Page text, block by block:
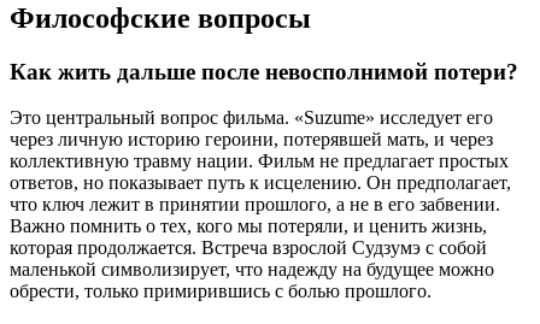
Философские вопросы
Как жить дальше после невосполнимой потери?
Это центральный вопрос фильма. «Suzume» исследует его
через личную историю героини, потерявшей мать, и через
коллективную травму нации. Фильм не предлагает простых
ответов, но показывает путь к исцелению. Он предполагает,
что ключ лежит в принятии прошлого, а не в его забвении.
Важно помнить о тех, кого мы потеряли, и ценить жизнь,
которая продолжается. Встреча взрослой Судзумэ с собой
маленькой символизирует, что надежду на будущее можно
обрести, только примирившись с болью прошлого.